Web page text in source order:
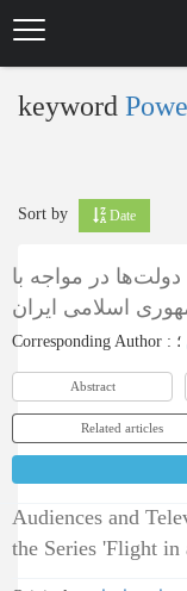
keyword
Sort by Date
در مواجه با
Corresponding Author :
Abstract
Related articles
Audiences and
the Series 'Flight in